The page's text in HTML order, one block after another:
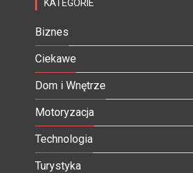
KATEGORIE
Biznes
Ciekawe
Dom i Wnętrze
Motoryzacja
Technologia
Turystyka